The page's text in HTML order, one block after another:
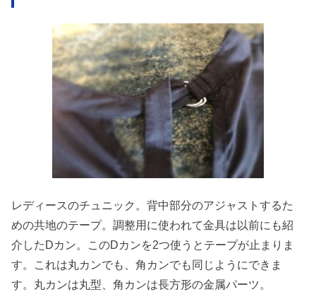
レディースのチュニック。背中部分のアジャストするた
めの共地のテープ。調整用に使われて金具は以前にも紹
介したDカン。このDカンを2つ使うとテープが止まりま
す。これは丸カンでも、角カンでも同じようにできま
す。丸カンは丸型、角カンは長方形の金属パーツ。